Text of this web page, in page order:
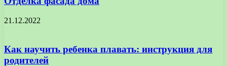
21.12.2022
Как научить ребенка плавать: инструкция для
родителей